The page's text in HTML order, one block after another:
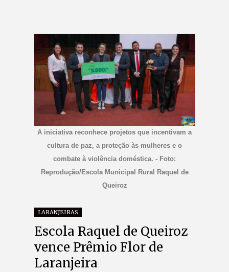
A iniciativa reconhece projetos que incentivam a
cultura de paz, a proteção às mulheres e o
combate à violência doméstica. - Foto:
Reprodução/Escola Municipal Rural Raquel de
Queiroz
LARANJEIRAS
Escola Raquel de Queiroz
vence Prêmio Flor de
Laranjeira